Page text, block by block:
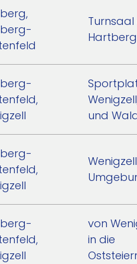
Turnsaal
Hartberg
und
von
in die